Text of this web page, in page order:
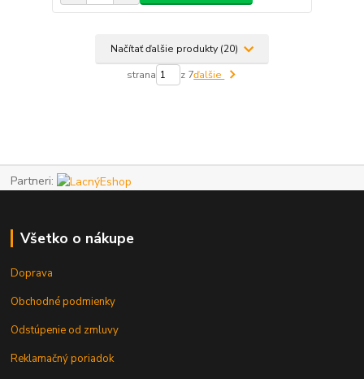
Načítať ďalšie produkty (20)
strana z 7ďalšie
Partneri:
Všetko o nákupe
Doprava
Obchodné podmienky
Odstúpenie od zmluvy
Reklamačný poriadok